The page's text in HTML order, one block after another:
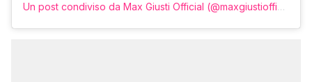
Un post condiviso da Max Giusti Official (@maxgiustiofficial)